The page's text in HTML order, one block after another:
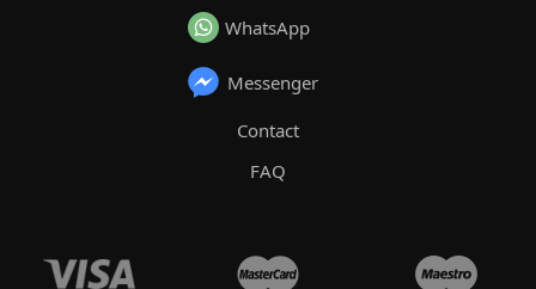
WhatsApp
Messenger
Contact
FAQ